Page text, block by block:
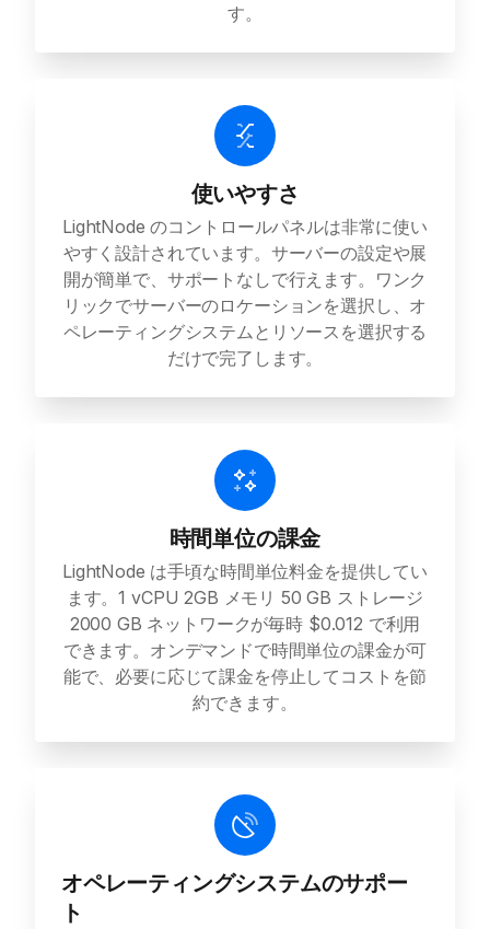
す。
使いやすさ
LightNode のコントロールパネルは非常に使い
やすく設計されています。サーバーの設定や展
開が簡単で、サポートなしで行えます。ワンク
リックでサーバーのロケーションを選択し、オ
ペレーティングシステムとリソースを選択する
だけで完了します。
時間単位の課金
LightNode は手頃な時間単位料金を提供してい
ます。1 vCPU 2GB メモリ 50 GB ストレージ
2000 GB ネットワークが毎時 $0.012 で利用
できます。オンデマンドで時間単位の課金が可
能で、必要に応じて課金を停止してコストを節
約できます。
オペレーティングシステムのサポー
ト